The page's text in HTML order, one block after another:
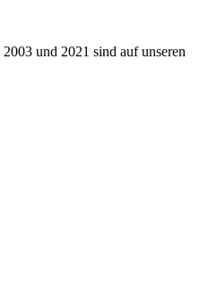
und 2021 sind auf unseren